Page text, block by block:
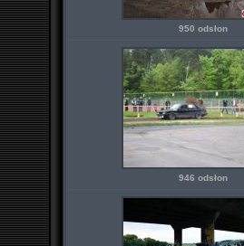
950 odsłon
946 odsłon